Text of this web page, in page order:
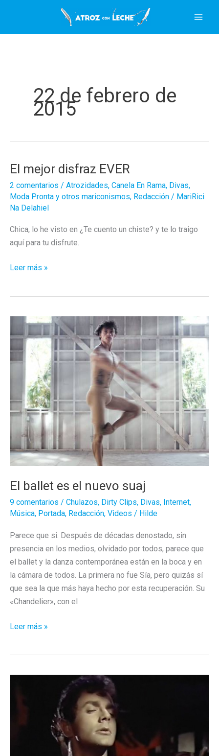
contenido
22 de febrero de
2015
El mejor disfraz EVER
2 comentarios / Atrozidades, Canela En Rama, Divas,
Moda Pronta y otros mariconismos, Redacción / MariRici
Na Delahiel
Chica, lo he visto en ¿Te cuento un chiste? y te lo traigo
aquí para tu disfrute.
El
Leer más »
El ballet es el nuevo suaj
9 comentarios / Chulazos, Dirty Clips, Divas, Internet,
Música, Portada, Redacción, Videos / Hilde
Parece que si. Después de décadas denostado, sin
presencia en los medios, olvidado por todos, parece que
el ballet y la danza contemporánea están en la boca y en
la cámara de todos. La primera no fue Sía, pero quizás sí
que sea la que más haya hecho por esta recuperación. Su
«Chandelier», con el
El
Leer más »